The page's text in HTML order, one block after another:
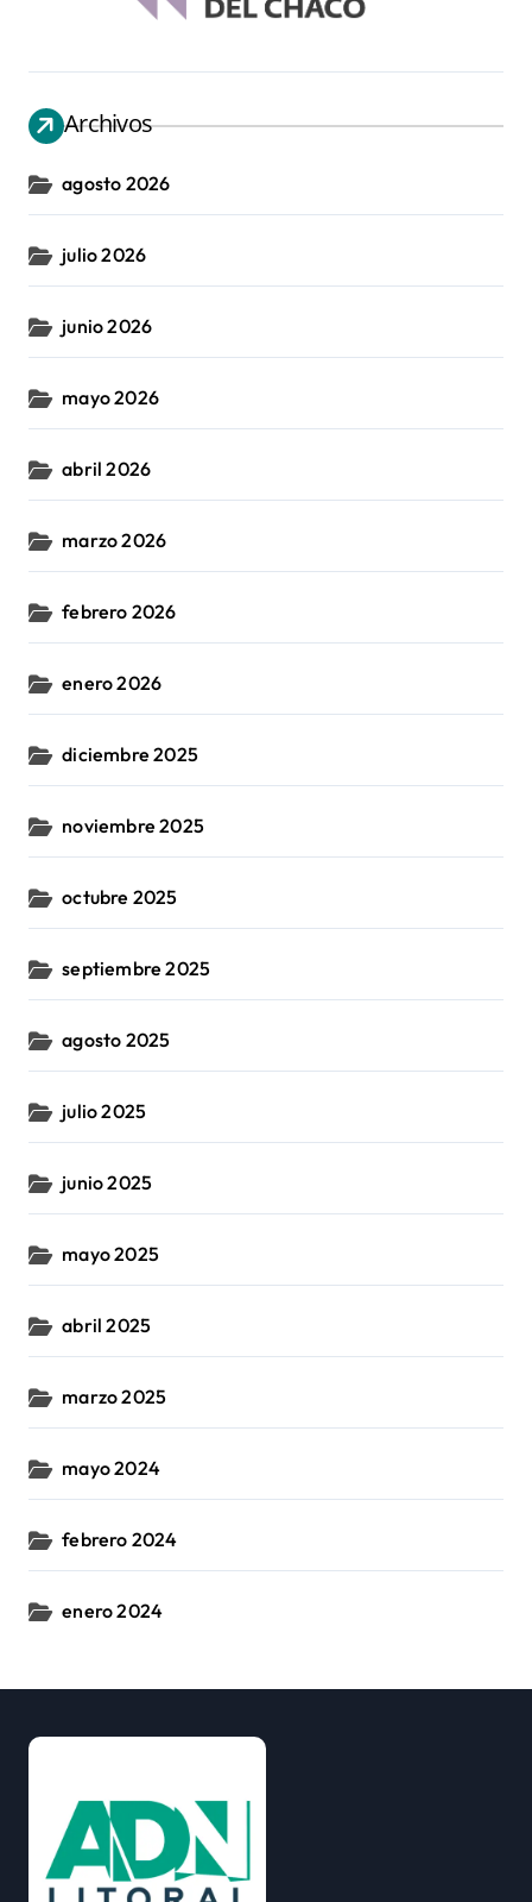
Archivos
agosto 2026
julio 2026
junio 2026
mayo 2026
abril 2026
marzo 2026
febrero 2026
enero 2026
diciembre 2025
noviembre 2025
octubre 2025
septiembre 2025
agosto 2025
julio 2025
junio 2025
mayo 2025
abril 2025
marzo 2025
mayo 2024
febrero 2024
enero 2024